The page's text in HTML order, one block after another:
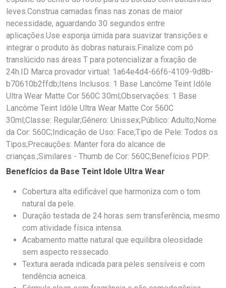
leves.Construa camadas finas nas zonas de maior
necessidade, aguardando 30 segundos entre
aplicações.Use esponja úmida para suavizar transições e
integrar o produto às dobras naturais.Finalize com pó
translúcido nas áreas T para potencializar a fixação de
24h.ID Marca provador virtual: 1a64e4d4-66f6-4109-9d8b-
b70610b2ffdb;Itens Inclusos: 1 Base Lancôme Teint Idôle
Ultra Wear Matte Cor 560C 30ml;Observações: 1 Base
Lancôme Teint Idôle Ultra Wear Matte Cor 560C
30ml;Classe: Regular;Gênero: Unissex;Público: Adulto;Nome
da Cor: 560C;Indicação de Uso: Face;Tipo de Pele: Todos os
Tipos;Precauções: Manter fora do alcance de
crianças.;Similares - Thumb de Cor: 560C;Benefícios PDP:
Benefícios da Base Teint Idole Ultra Wear
Cobertura alta edificável que harmoniza com o tom
natural da pele.
Duração testada de 24 horas sem transferência, mesmo
com atividade física intensa.
Acabamento matte natural que equilibra oleosidade
sem aspecto ressecado.
Textura aerada indicada para peles sensíveis e com
tendência acneica.